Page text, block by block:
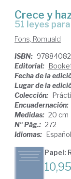
Crece y
51 leyes
Fons, Romuald
ISBN:
Editorial:
Fecha de la
Lugar de la
Colección:
Encuadernación:
Medidas: 20 cm
Nº Pág.: 272
Idiomas: Español
Papel: